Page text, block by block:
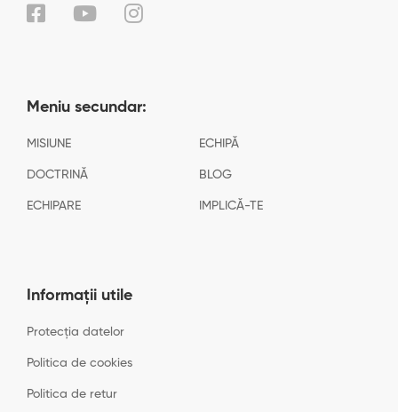
Meniu secundar:
MISIUNE ECHIPĂ
DOCTRINĂ BLOG
ECHIPARE IMPLICĂ-TE
Informații utile
Protecția datelor
Politica de cookies
Politica de retur